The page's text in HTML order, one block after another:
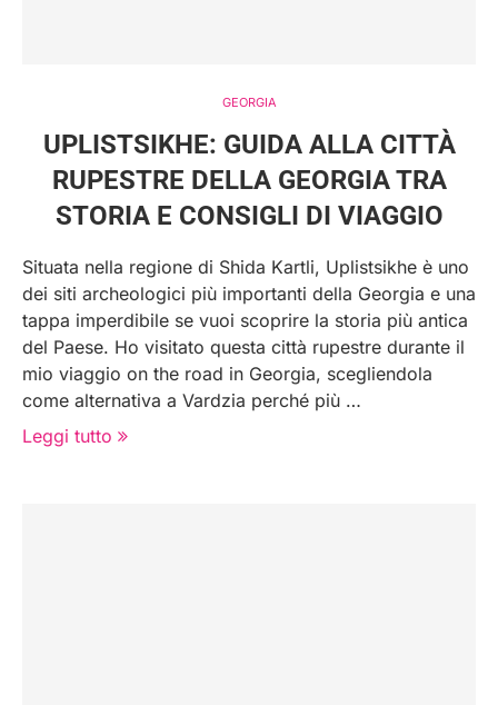
GEORGIA
UPLISTSIKHE: GUIDA ALLA CITTÀ
RUPESTRE DELLA GEORGIA TRA
STORIA E CONSIGLI DI VIAGGIO
Situata nella regione di Shida Kartli, Uplistsikhe è uno
dei siti archeologici più importanti della Georgia e una
tappa imperdibile se vuoi scoprire la storia più antica
del Paese. Ho visitato questa città rupestre durante il
mio viaggio on the road in Georgia, scegliendola
come alternativa a Vardzia perché più …
Leggi tutto